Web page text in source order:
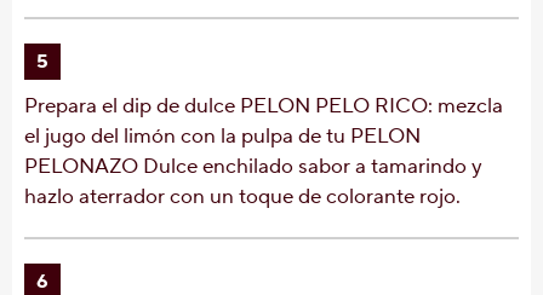
5
Prepara el dip de dulce PELON PELO RICO: mezcla
el jugo del limón con la pulpa de tu PELON
PELONAZO Dulce enchilado sabor a tamarindo y
hazlo aterrador con un toque de colorante rojo.
6